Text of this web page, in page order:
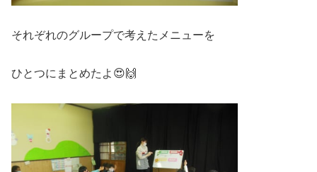
それぞれのグループで考えたメニューを
ひとつにまとめたよ😍🙌